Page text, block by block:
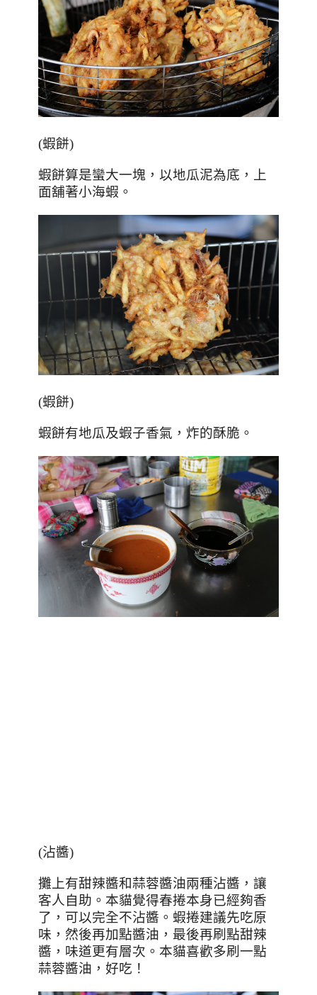
(蝦餅)
蝦餅算是蠻大一塊，以地瓜泥為底，上
面舖著小海蝦。
(蝦餅)
蝦餅有地瓜及蝦子香氣，炸的酥脆。
(沾醬)
攤上有甜辣醬和蒜蓉醬油兩種沾醬，讓
客人自助。本貓覺得春捲本身已經夠香
了，可以完全不沾醬。蝦捲建議先吃原
味，然後再加點醬油，最後再刷點甜辣
醬，味道更有層次。本貓喜歡多刷一點
蒜蓉醬油，好吃！